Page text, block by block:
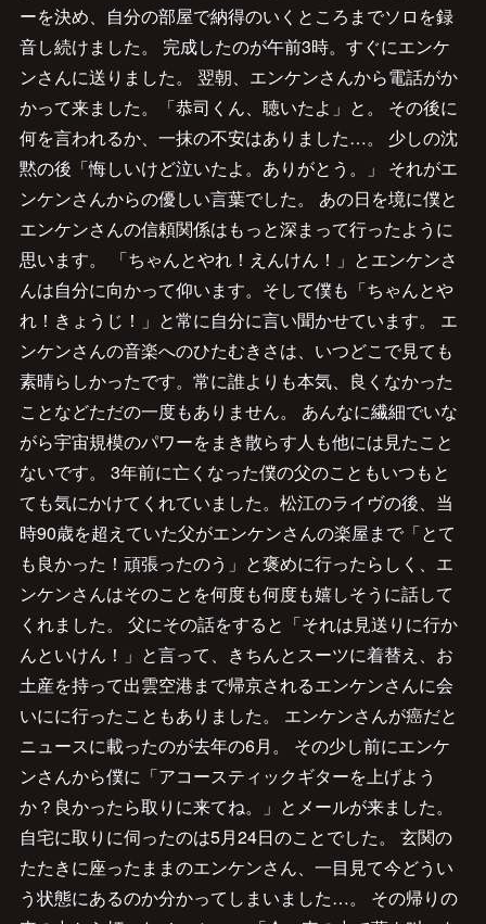
ーを決め、自分の部屋で納得のいくところまでソロを録
音し続けました。 完成したのが午前3時。すぐにエンケ
ンさんに送りました。 翌朝、エンケンさんから電話がか
かって来ました。「恭司くん、聴いたよ」と。 その後に
何を言われるか、一抹の不安はありました…。 少しの沈
黙の後「悔しいけど泣いたよ。ありがとう。」 それがエ
ンケンさんからの優しい言葉でした。 あの日を境に僕と
エンケンさんの信頼関係はもっと深まって行ったように
思います。 「ちゃんとやれ！えんけん！」とエンケンさ
んは自分に向かって仰います。そして僕も「ちゃんとや
れ！きょうじ！」と常に自分に言い聞かせています。 エ
ンケンさんの音楽へのひたむきさは、いつどこで見ても
素晴らしかったです。常に誰よりも本気、良くなかった
ことなどただの一度もありません。 あんなに繊細でいな
がら宇宙規模のパワーをまき散らす人も他には見たこと
ないです。 3年前に亡くなった僕の父のこともいつもと
ても気にかけてくれていました。松江のライヴの後、当
時90歳を超えていた父がエンケンさんの楽屋まで「とて
も良かった！頑張ったのう」と褒めに行ったらしく、エ
ンケンさんはそのことを何度も何度も嬉しそうに話して
くれました。 父にその話をすると「それは見送りに行か
んといけん！」と言って、きちんとスーツに着替え、お
土産を持って出雲空港まで帰京されるエンケンさんに会
いにに行ったこともありました。 エンケンさんが癌だと
ニュースに載ったのが去年の6月。 その少し前にエンケ
ンさんから僕に「アコースティックギターを上げよう
か？良かったら取りに来てね。」とメールが来ました。
自宅に取りに伺ったのは5月24日のことでした。 玄関の
たたきに座ったままのエンケンさん、一目見て今どうい
う状態にあるのか分かってしまいました…。 その帰りの